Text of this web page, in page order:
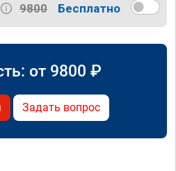
9800 Бесплатно
от 9800 ₽
Задать вопрос